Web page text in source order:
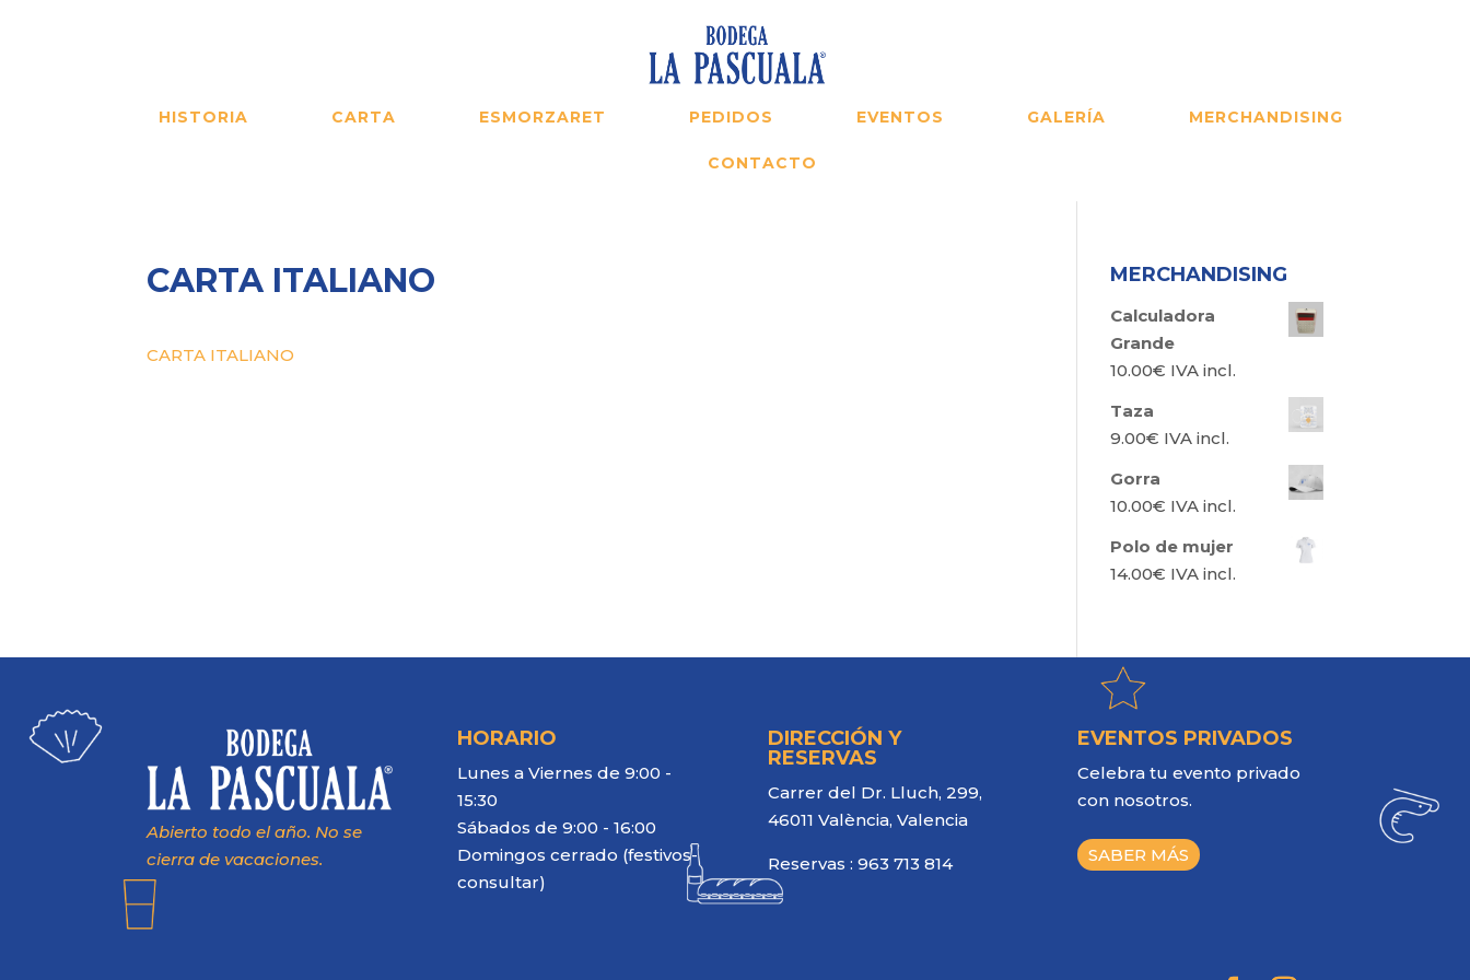
HISTORIA CARTA ESMORZARET PEDIDOS EVENTOS GALERÍA MERCHANDISING
CONTACTO
CARTA ITALIANO
CARTA ITALIANO
MERCHANDISING
Calculadora
Grande
10.00€ IVA incl.
Taza
9.00€ IVA incl.
Gorra
10.00€ IVA incl.
Polo de mujer
14.00€ IVA incl.
Abierto todo el año. No se
cierra de vacaciones.
HORARIO
Lunes a Viernes de 9:00 -
15:30
Sábados de 9:00 - 16:00
Domingos cerrado (festivos-
consultar)
DIRECCIÓN Y
RESERVAS
Carrer del Dr. Lluch, 299,
46011 València, Valencia
Reservas : 963 713 814
EVENTOS PRIVADOS
Celebra tu evento privado
con nosotros.
SABER MÁS